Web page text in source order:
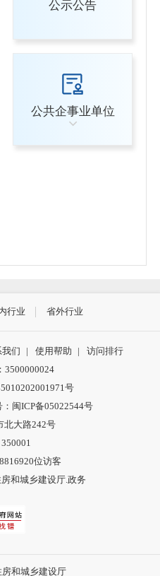
公示公告
公共企事业单位
行业 省外行业
们 | 使用帮助 |
访问排行
3500000024
号
闽ICP备05022544号
北大路242号
位访客
和城乡建设厅.政务
和城乡建设厅